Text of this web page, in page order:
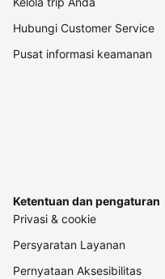
Hubungi Customer Service
Pusat informasi keamanan
Ketentuan dan pengaturan
Privasi & cookie
Persyaratan Layanan
Pernyataan Aksesibilitas